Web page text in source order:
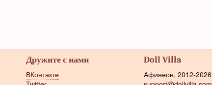
Дружите с нами
ВКонтакте
Doll Villa
Афинеон, 2012-2026